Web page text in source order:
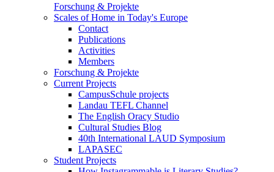
Forschung & Projekte
Scales of Home in Today's Europe
Contact
Publications
Activities
Members
Forschung & Projekte
Current Projects
CampusSchule projects
Landau TEFL Channel
The English Oracy Studio
Cultural Studies Blog
40th International LAUD Symposium
LAPASEC
Student Projects